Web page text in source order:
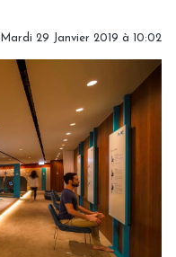
Mardi 29 Janvier 2019 à 10:02